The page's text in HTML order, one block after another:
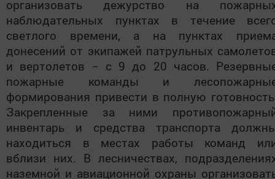
организовать дежурство на
наблюдательных пунктах в течение
светлого времени, а на пунктах
донесений от экипажей патрульных
и вертолетов − с 9 до 20 часов.
пожарные команды и
формирования привести в полную
Закрепленные за ними
инвентарь и средства транспорта
находиться в местах работы команд
вблизи них. В лесничествах,
наземной и авиационной охраны